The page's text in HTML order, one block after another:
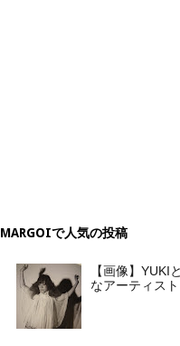
MARGOIで人気の投稿
【画像】YUKI
なアーティスト